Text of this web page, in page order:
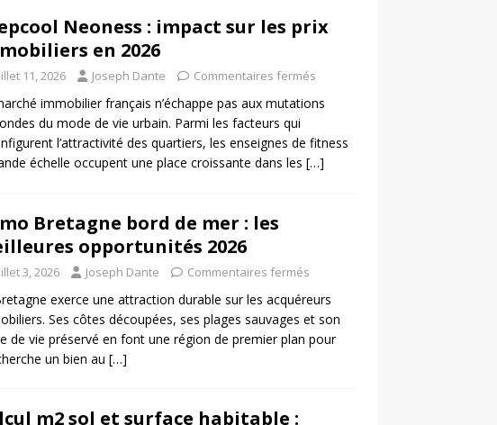
Neoness : impact sur les prix
en 2026
11, 2026 Joseph Dante Commentaires fermés
immobilier français n’échappe pas aux mutations
du mode de vie urbain. Parmi les facteurs qui
l’attractivité des quartiers, les enseignes de fitness
échelle occupent une place croissante dans les […]
Bretagne bord de mer : les
opportunités 2026
3, 2026 Joseph Dante Commentaires fermés
exerce une attraction durable sur les acquéreurs
Ses côtes découpées, ses plages sauvages et son
de vie préservé en font une région de premier plan pour
un bien au […]
m2 sol et surface habitable :